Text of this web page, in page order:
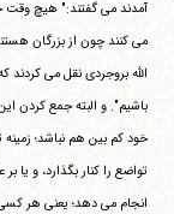
آمدند می گفتند:" هیچ وقت
می کنند چون از بزرگان
الله بروجردی نقل می کردند
باشیم". و البته جمع کردن
خود کم بین هم نباشد؛
تواضع را کنار بگذارد، و
انجام می دهد؛ یعنی هر کسی